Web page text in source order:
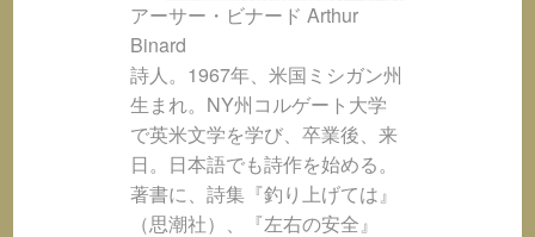
アーサー・ビナード Arthur
Binard
詩人。1967年、米国ミシガン州
生まれ。NY州コルゲート大学
で英米文学を学び、卒業後、来
日。日本語でも詩作を始める。
著書に、詩集『釣り上げては』
（思潮社）、『左右の安全』